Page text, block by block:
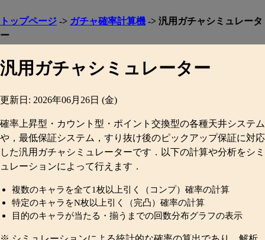
トップページ -> ガチャ確率計算機 -> 汎用ガチャシミュレータ
ー
汎用ガチャシミュレーター
更新日: 2026年06月26日 (金)
確率上昇型・カウント型・ポイント交換型の各種天井システム
や，最低保証システム，すり抜け後のピックアップ保証に対応
した汎用ガチャシミュレーターです．以下の計算や分析をシミ
ュレーションによって行えます．
複数のキャラを全て1枚以上引く（コンプ）確率の計算
特定のキャラをN枚以上引く（完凸）確率の計算
目的のキャラが当たる・揃うまでの回数分布グラフの表示